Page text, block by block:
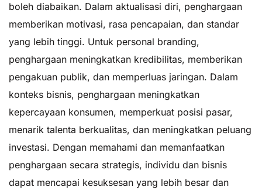
boleh diabaikan. Dalam aktualisasi diri, penghargaan
memberikan motivasi, rasa pencapaian, dan standar
yang lebih tinggi. Untuk personal branding,
penghargaan meningkatkan kredibilitas, memberikan
pengakuan publik, dan memperluas jaringan. Dalam
konteks bisnis, penghargaan meningkatkan
kepercayaan konsumen, memperkuat posisi pasar,
menarik talenta berkualitas, dan meningkatkan peluang
investasi. Dengan memahami dan memanfaatkan
penghargaan secara strategis, individu dan bisnis
dapat mencapai kesuksesan yang lebih besar dan